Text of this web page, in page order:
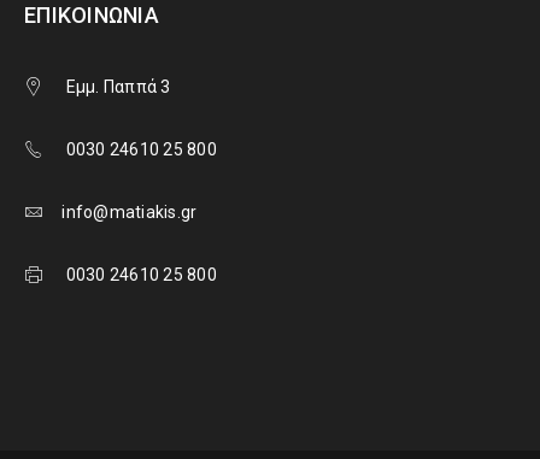
ΕΠΙΚΟΙΝΩΝΊΑ
Εμμ. Παππά 3
0030 24610 25 800
info@matiakis.gr
0030 24610 25 800